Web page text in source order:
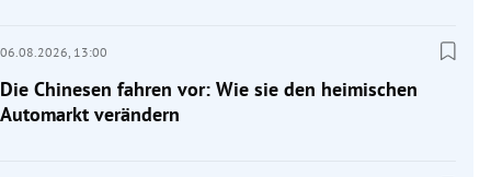
06.08.2026, 13:00
Die Chinesen fahren vor: Wie sie den heimischen
Automarkt verändern